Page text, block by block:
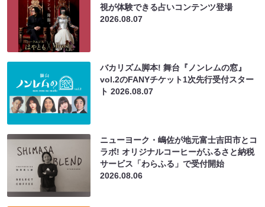
視が体験できる占いコンテンツ登場
2026.08.07
バカリズム脚本! 舞台『ノンレムの窓』
vol.2のFANYチケット1次先行受付スター
ト2026.08.07
ニューヨーク・嶋佐が地元富士吉田市とコ
ラボ! オリジナルコーヒーがふるさと納税
サービス「わらふる」で受付開始
2026.08.06